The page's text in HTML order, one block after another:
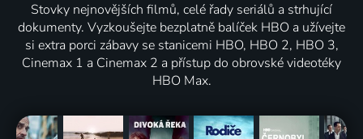
Stovky nejnovějších filmů, celé řady seriálů a strhující
dokumenty. Vyzkoušejte bezplatně balíček HBO a užívejte
si extra porci zábavy se stanicemi HBO, HBO 2, HBO 3,
Cinemax 1 a Cinemax 2 a přístup do obrovské videotéky
HBO Max.